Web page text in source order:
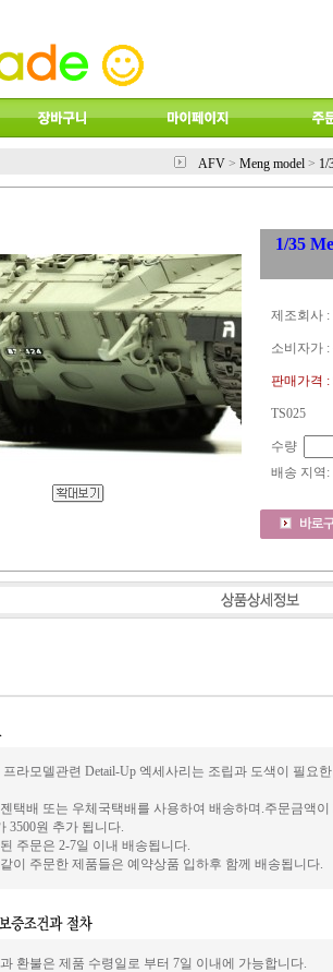
AFV > Meng model > 1/
1/35
제조회사 :
소비자가 :
판매가격 :
TS025
수량
배송 지역
라모델관련 Detail-Up 엑세사리는 조립과 도색이 필요
택배 또는 우체국택배를 사용하여 배송하며.주문금액
3500원 추가 됩니다.
주문은 2-7일 이내 배송됩니다.
이 주문한 제품들은 예약상품 입하후 함께 배송됩니다.
환불은 제품 수령일로 부터 7일 이내에 가능합니다.